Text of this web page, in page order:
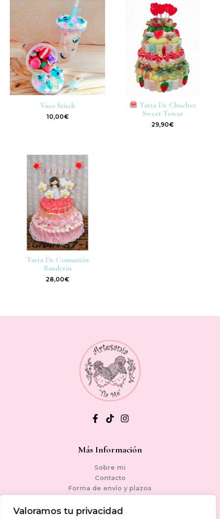
Valoramos tu privacidad
Vaso Stitch
10,00€
Tarta De Chuches
Sweet Tower
29,90€
Tarta De Comunión
Banderín
28,00€
Más Información
Sobre mi
Contacto
Forma de envío y plazos
Política de privacidad